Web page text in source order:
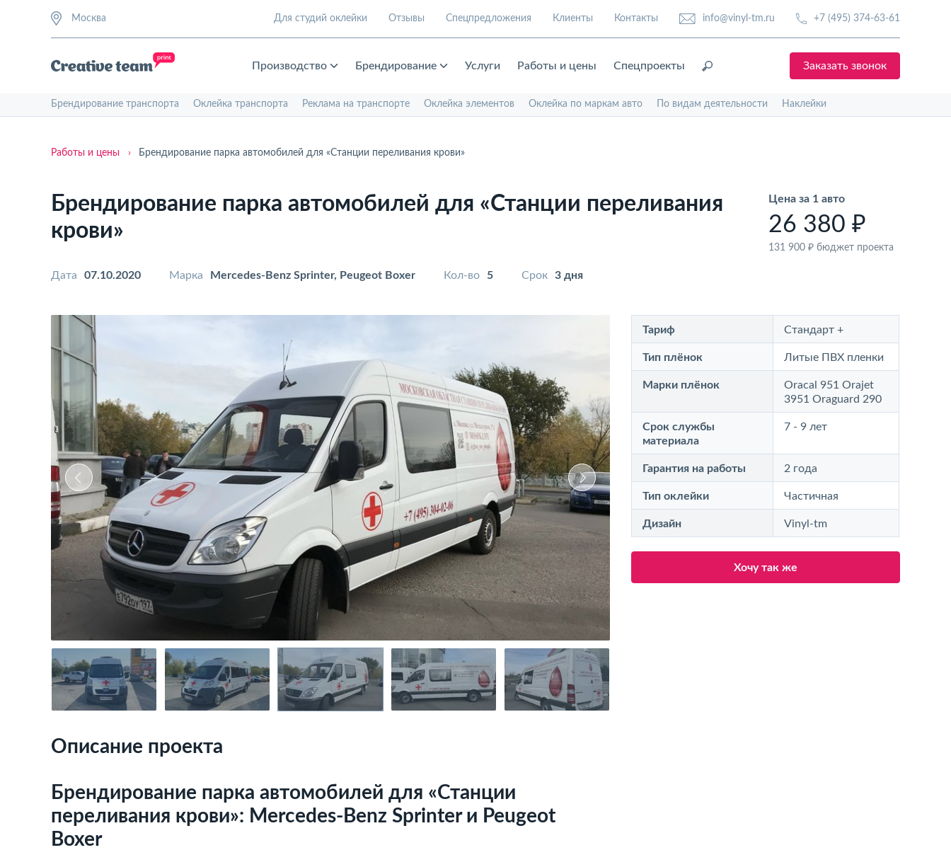
Москва Для студий оклейки Отзывы Спецпредложения Клиенты Контакты info@vinyl-tm.ru +7 (495) 374-63-61
Производство Брендирование Услуги Работы и цены Спецпроекты Заказать звонок
Брендирование транспорта Оклейка транспорта Реклама на транспорте Оклейка элементов Оклейка по маркам авто По видам деятельности Наклейки
Работы и цены › Брендирование парка автомобилей для «Станции переливания крови»
Брендирование парка автомобилей для «Станции переливания
крови»
Дата 07.10.2020 Марка Mercedes-Benz Sprinter, Peugeot Boxer Кол-во 5 Срок 3 дня
Цена за 1 авто
26 380 ₽
131 900 ₽бюджет проекта
Описание проекта
Брендирование парка автомобилей для «Станции
переливания крови»: Mercedes-Benz Sprinter и Peugeot
Boxer
Тариф Стандарт +
Тип плёнок Литые ПВХ пленки
Марки плёнок
Oracal 951 Orajet
3951 Oraguard 290
Срок службы
материала
7 - 9 лет
Гарантия на работы 2 года
Тип оклейки Частичная
Дизайн Vinyl-tm
Хочу так же